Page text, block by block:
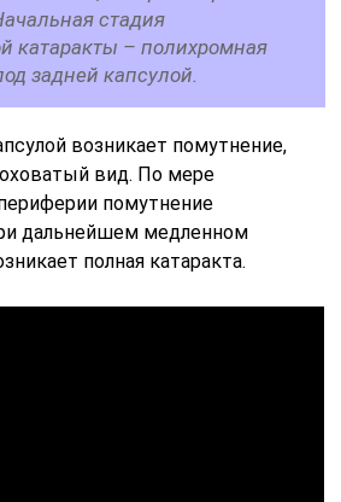
стадия
катаракты – полихромная
задней капсулой.
возникает помутнение,
вид. По мере
помутнение
дальнейшем медленном
полная катаракта.